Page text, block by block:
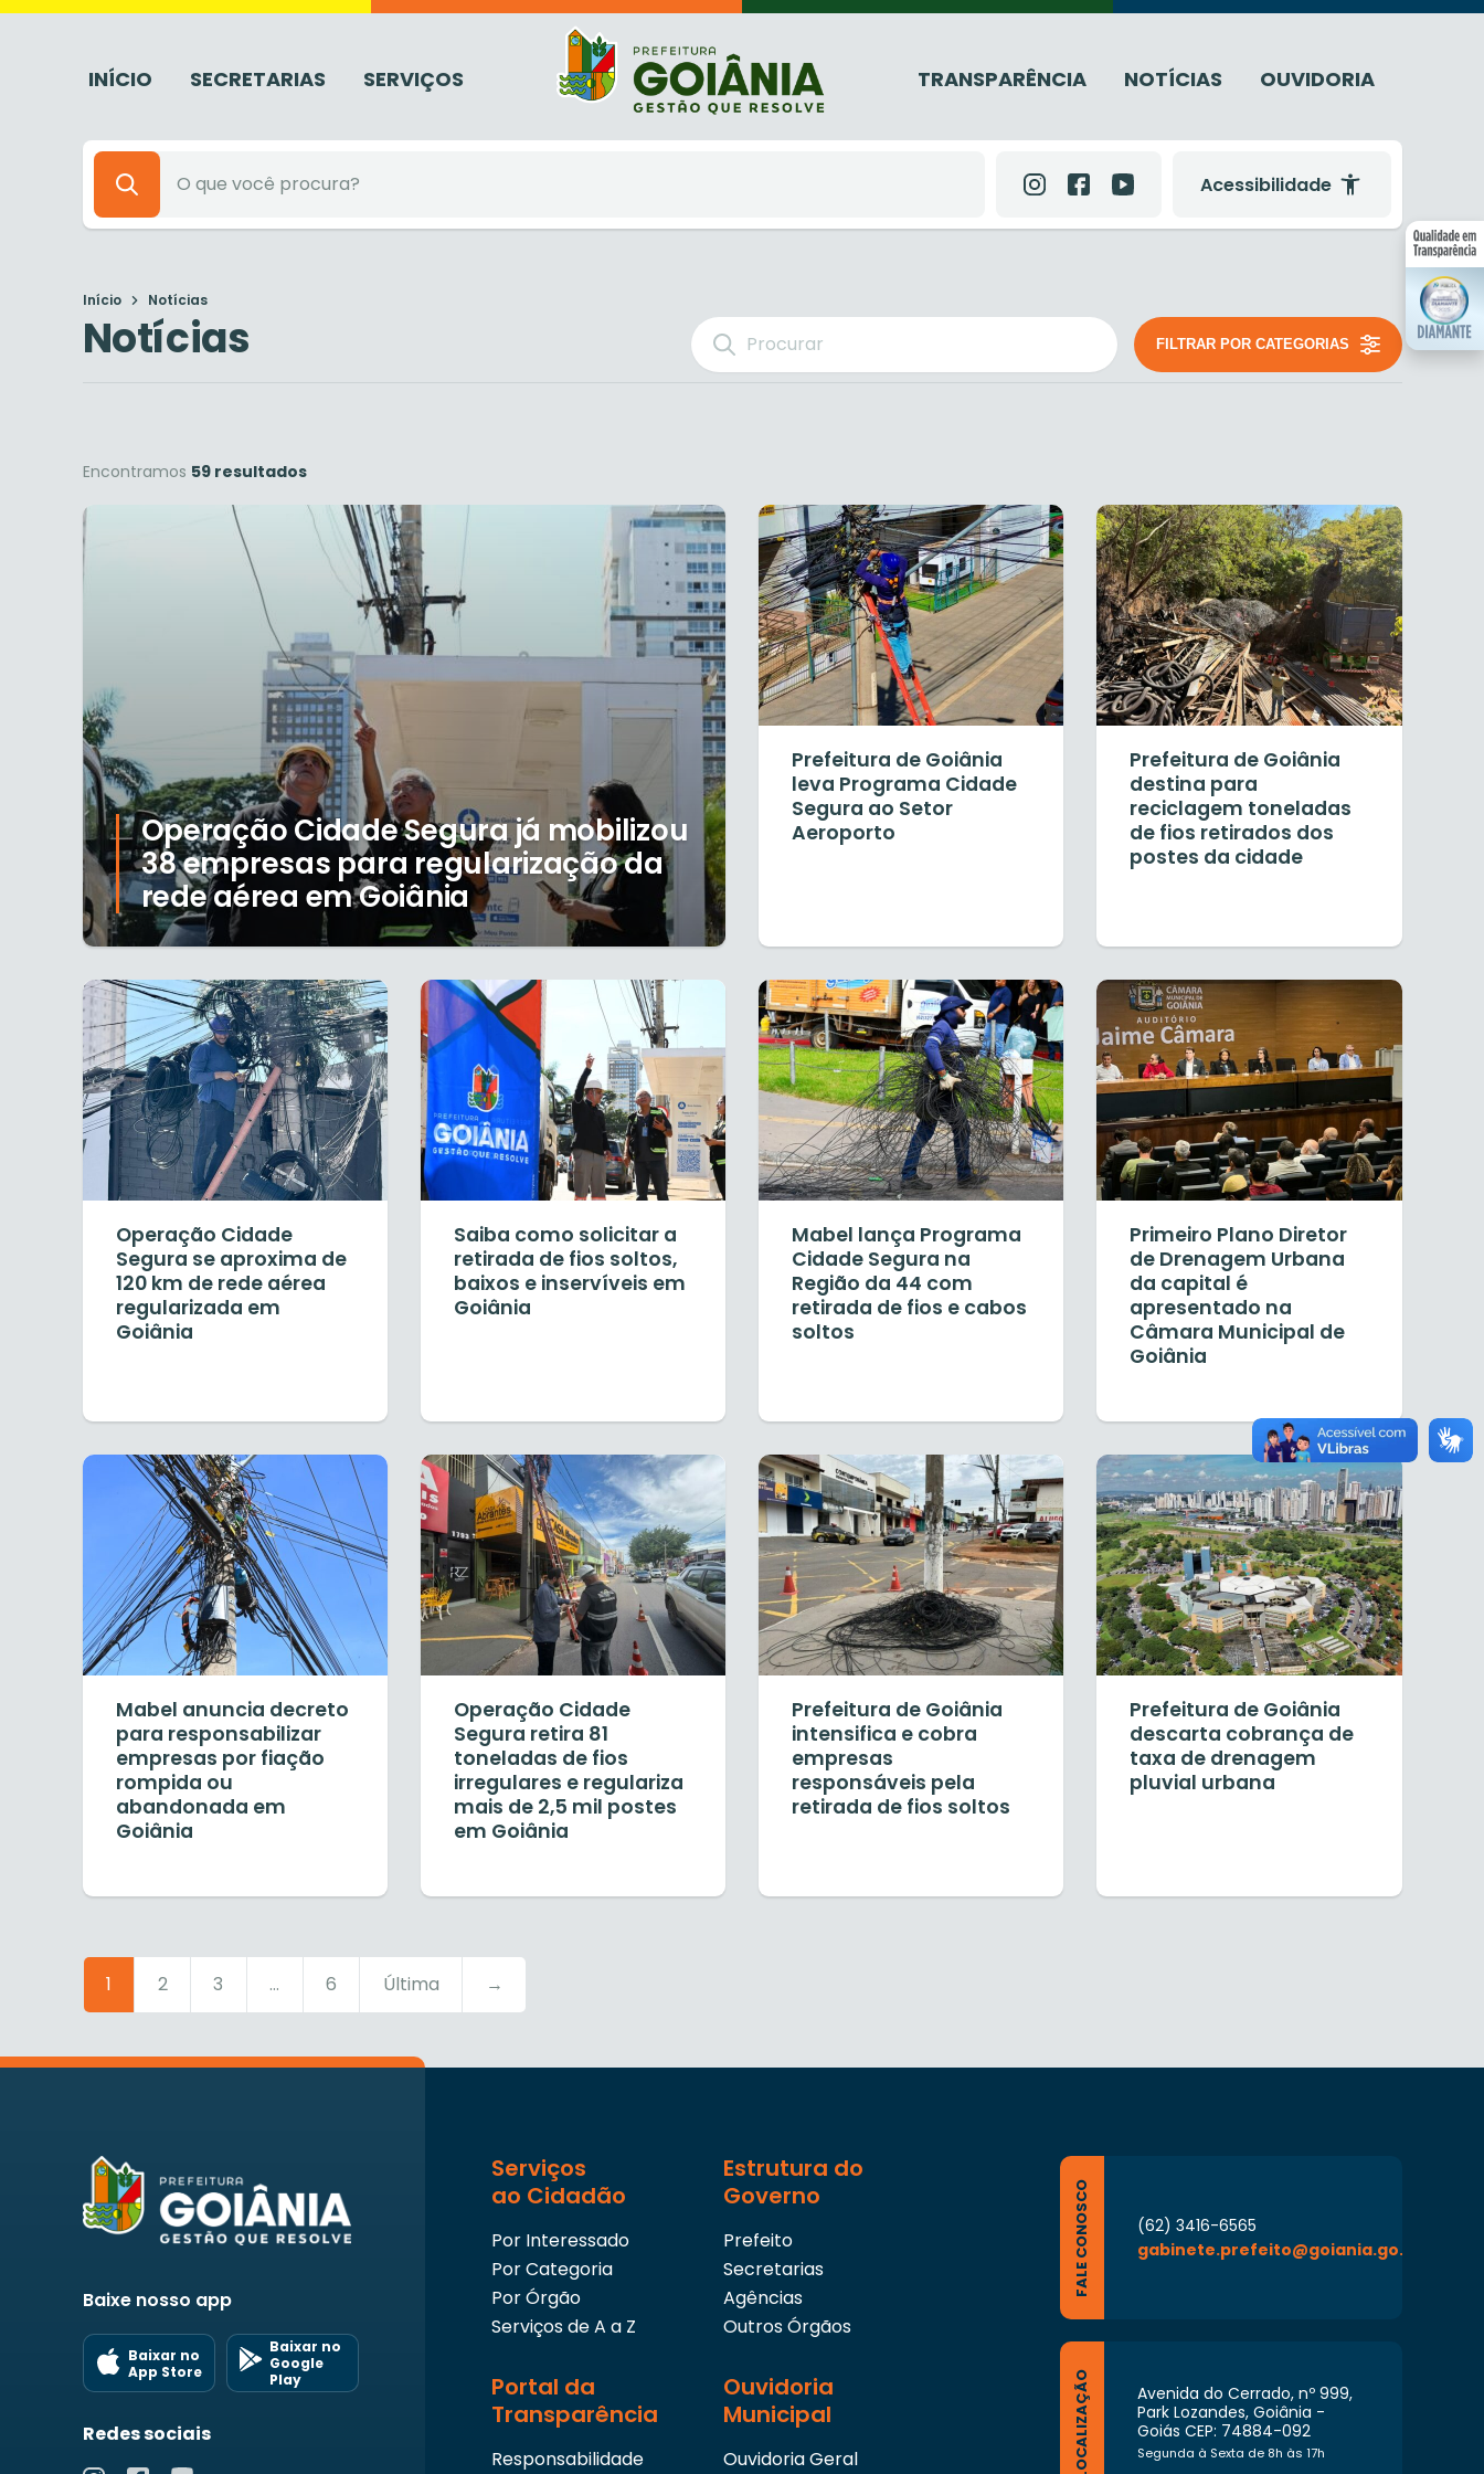
INÍCIO SECRETARIAS SERVIÇOS TRANSPARÊNCIA NOTÍCIAS OUVIDORIA
Acessibilidade
Início Notícias
Notícias FILTRAR POR CATEGORIAS
Encontramos 59 resultados
Operação Cidade Segura já mobilizou
38 empresas para regularização da
rede aérea em Goiânia
Prefeitura de Goiânia
leva Programa Cidade
Segura ao Setor
Aeroporto
Prefeitura de Goiânia
destina para
reciclagem toneladas
de fios retirados dos
postes da cidade
Operação Cidade
Segura se aproxima de
120 km de rede aérea
regularizada em
Goiânia
Saiba como solicitar a
retirada de fios soltos,
baixos e inservíveis em
Goiânia
Mabel lança Programa
Cidade Segura na
Região da 44 com
retirada de fios e cabos
soltos
Primeiro Plano Diretor
de Drenagem Urbana
da capital é
apresentado na
Câmara Municipal de
Goiânia
Mabel anuncia decreto
para responsabilizar
empresas por fiação
rompida ou
abandonada em
Goiânia
Operação Cidade
Segura retira 81
toneladas de fios
irregulares e regulariza
mais de 2,5 mil postes
em Goiânia
Prefeitura de Goiânia
intensifica e cobra
empresas
responsáveis pela
retirada de fios soltos
Prefeitura de Goiânia
descarta cobrança de
taxa de drenagem
pluvial urbana
1 2 3 ... 6 Última →
Baixe nosso app
Baixar no
App Store
Baixar no
Google
Play
Redes sociais
Serviços
ao Cidadão
Por Interessado
Por Categoria
Por Órgão
Serviços de A a Z
Estrutura do
Governo
Prefeito
Secretarias
Agências
Outros Órgãos
Portal da
Transparência
Responsabilidade
Ouvidoria
Municipal
Ouvidoria Geral
FALE CONOSCO
(62) 3416-6565
gabinete.prefeito@goiania.go.gov.br
LOCALIZAÇÃO
Avenida do Cerrado, nº 999,
Park Lozandes, Goiânia -
Goiás CEP: 74884-092
Segunda à Sexta de 8h às 17h